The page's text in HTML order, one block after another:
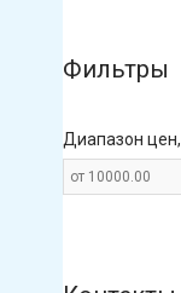
Фильтры
Диапазон